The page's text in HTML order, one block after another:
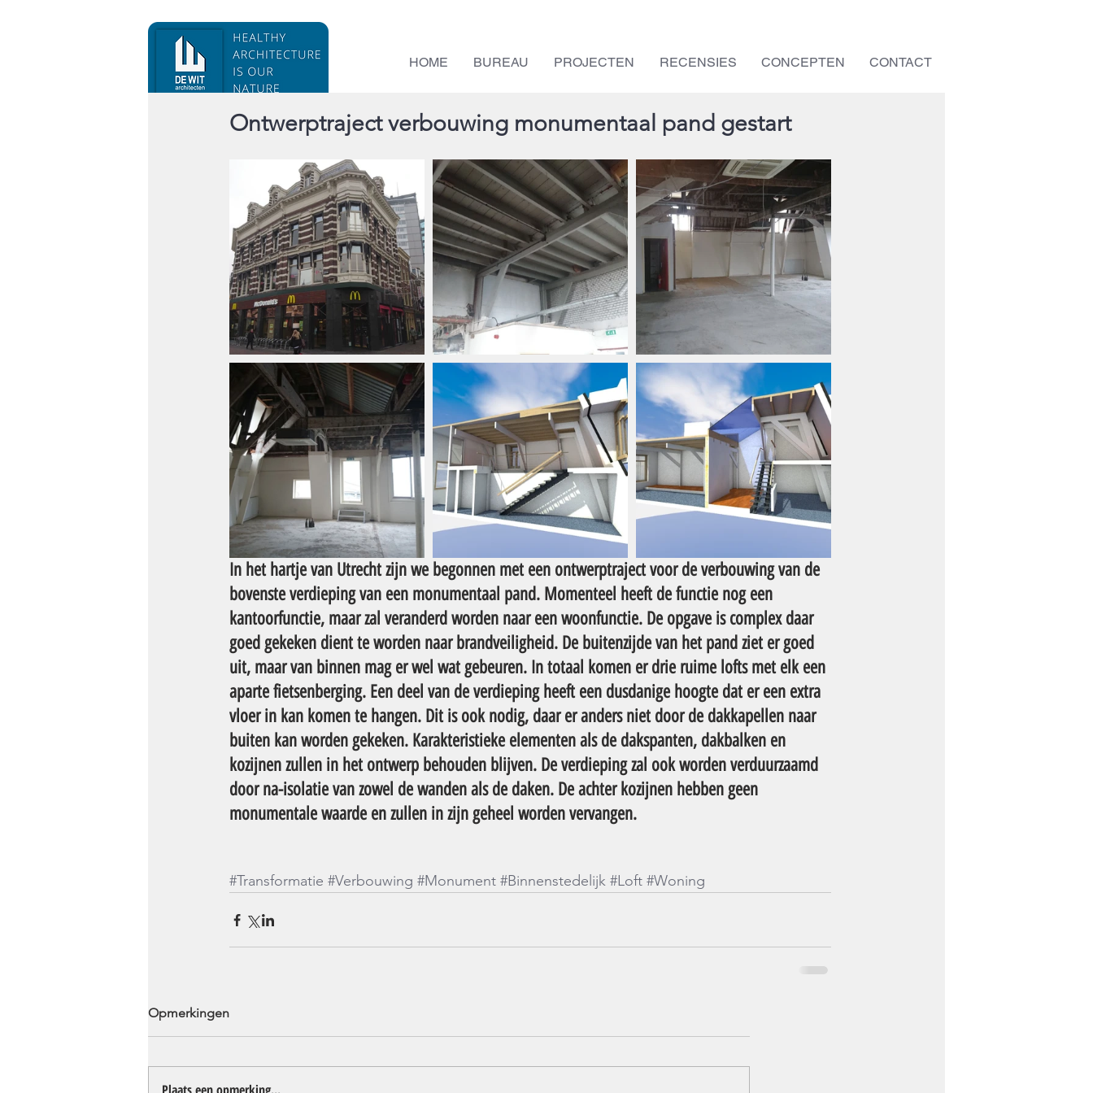
HOME BUREAU PROJECTEN RECENSIES CONCEPTEN CONTACT
Ontwerptraject verbouwing monumentaal pand gestart
In het hartje van Utrecht zijn we begonnen met een ontwerptraject voor de verbouwing van de
bovenste verdieping van een monumentaal pand. Momenteel heeft de functie nog een
kantoorfunctie, maar zal veranderd worden naar een woonfunctie. De opgave is complex daar
goed gekeken dient te worden naar brandveiligheid. De buitenzijde van het pand ziet er goed
uit, maar van binnen mag er wel wat gebeuren. In totaal komen er drie ruime lofts met elk een
aparte fietsenberging. Een deel van de verdieping heeft een dusdanige hoogte dat er een extra
vloer in kan komen te hangen. Dit is ook nodig, daar er anders niet door de dakkapellen naar
buiten kan worden gekeken. Karakteristieke elementen als de dakspanten, dakbalken en
kozijnen zullen in het ontwerp behouden blijven. De verdieping zal ook worden verduurzaamd
door na-isolatie van zowel de wanden als de daken. De achter kozijnen hebben geen
monumentale waarde en zullen in zijn geheel worden vervangen.
#Transformatie #Verbouwing #Monument #Binnenstedelijk #Loft #Woning
Opmerkingen